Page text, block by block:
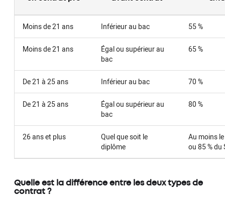
Moins de 21 ans Inférieur au bac 55 %
Moins de 21 ans
Égal ou supérieur au
bac
65 %
De 21 à 25 ans Inférieur au bac 70 %
De 21 à 25 ans
Égal ou supérieur au
bac
80 %
26 ans et plus
Quel que soit le
diplôme
Au moins
ou 85 % du
Quelle est la différence entre les deux types de
contrat ?